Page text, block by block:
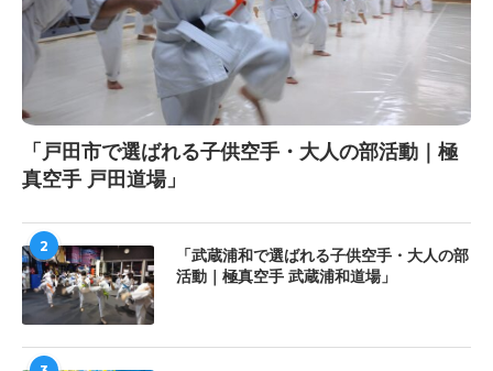
「戸田市で選ばれる子供空手・大人の部活動｜極
真空手 戸田道場」
2
「武蔵浦和で選ばれる子供空手・大人の部
活動｜極真空手 武蔵浦和道場」